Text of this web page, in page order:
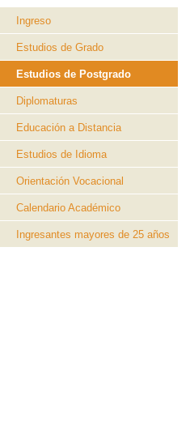
Ingreso
Estudios de Grado
Estudios de Postgrado
Diplomaturas
Educación a Distancia
Estudios de Idioma
Orientación Vocacional
Calendario Académico
Ingresantes mayores de 25 años